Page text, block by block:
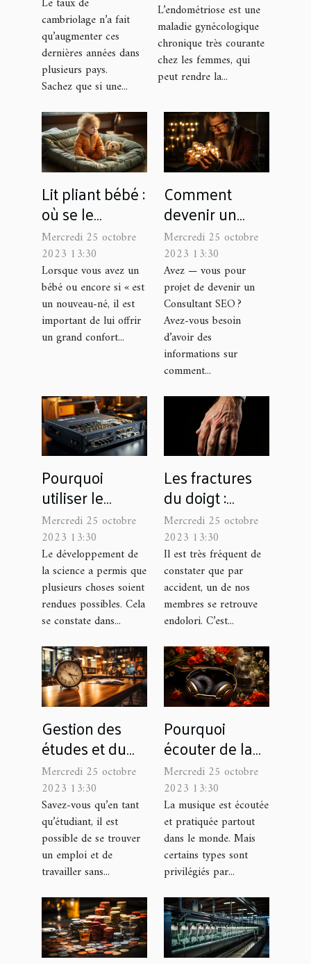
cambriolage n’a fait
qu’augmenter ces
dernières années dans
plusieurs pays.
Sachez que si une...
L’endométriose est une
maladie gynécologique
chronique très courante
chez les femmes, qui
peut rendre la...
Lit pliant bébé :
où se le
procurer ?
Mercredi 25 octobre
2023 13:30
Lorsque vous avez un
bébé ou encore si « est
un nouveau-né, il est
important de lui offrir
un grand confort...
Comment
devenir un
Consultant
SEO ?
Mercredi 25 octobre
2023 13:30
Avez — vous pour
projet de devenir un
Consultant SEO ?
Avez-vous besoin
d’avoir des
informations sur
comment...
Pourquoi
utiliser le
MFS501-BYOD -
Sélecteur 5x1
BYOD,
4K@60Hz 4:4:4
?
Mercredi 25 octobre
2023 13:30
Le développement de
la science a permis que
plusieurs choses soient
rendues possibles. Cela
se constate dans...
Les fractures
du doigt :
parlons-en !
Mercredi 25 octobre
2023 13:30
Il est très fréquent de
constater que par
accident, un de nos
membres se retrouve
endolori. C’est...
Gestion des
études et du
travail à temps
partiel :
Comment s'y
prendre ?
Mercredi 25 octobre
2023 13:30
Savez-vous qu’en tant
qu’étudiant, il est
possible de se trouver
un emploi et de
travailler sans...
Pourquoi
écouter de la
musique
classique ?
Mercredi 25 octobre
2023 13:30
La musique est écoutée
et pratiquée partout
dans le monde. Mais
certains types sont
privilégiés par...